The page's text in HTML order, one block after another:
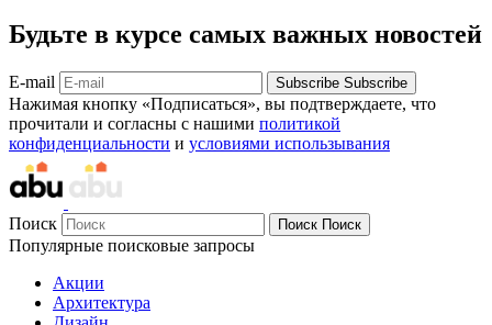
Будьте в курсе самых важных новостей
E-mail Subscribe Subscribe
Нажимая кнопку «Подписаться», вы подтверждаете, что
прочитали и согласны с нашими политикой
конфиденциальности и условиями использывания
Поиск Поиск Поиск
Популярные поисковые запросы
Акции
Архитектура